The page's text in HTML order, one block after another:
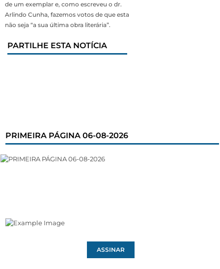
de um exemplar e, como escreveu o dr.
Arlindo Cunha, fazemos votos de que esta
não seja “a sua última obra literária”.
PARTILHE ESTA NOTÍCIA
PRIMEIRA PÁGINA 06-08-2026
ASSINAR